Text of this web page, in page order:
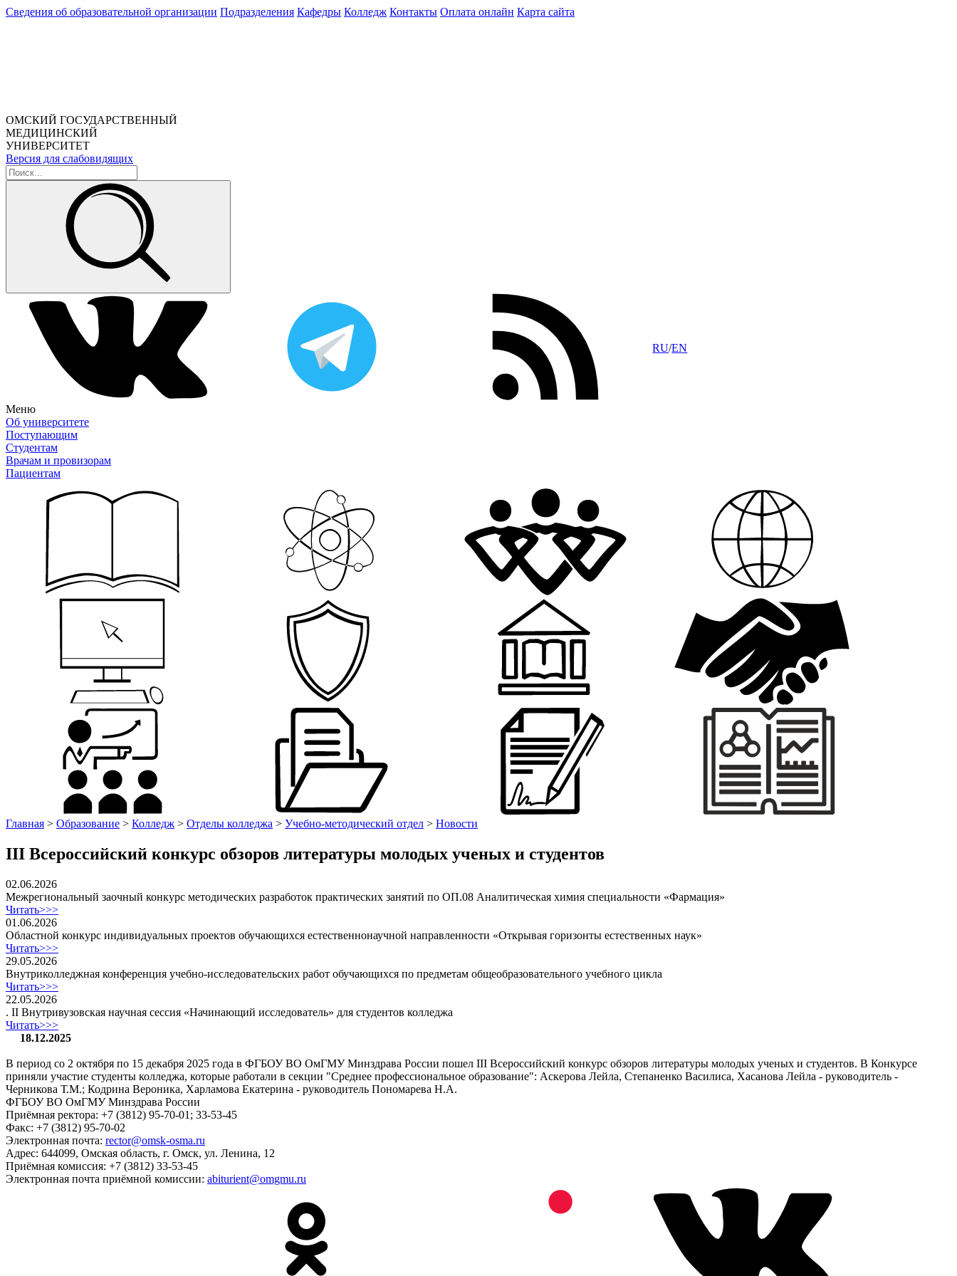
Сведения об образовательной организации Подразделения Кафедры Колледж Контакты Оплата онлайн Карта сайта
ОМСКИЙ ГОСУДАРСТВЕННЫЙ
МЕДИЦИНСКИЙ
УНИВЕРСИТЕТ
Версия для слабовидящих
RU/EN
Меню
Об университете
Поступающим
Студентам
Врачам и провизорам
Пациентам
Главная > Образование > Колледж > Отделы колледжа > Учебно-методический отдел > Новости
III Всероссийский конкурс обзоров литературы молодых ученых и студентов
02.06.2026
Межрегиональный заочный конкурс методических разработок практических занятий по ОП.08 Аналитическая химия специальности «Фармация»
Читать>>>
01.06.2026
Областной конкурс индивидуальных проектов обучающихся естественнонаучной направленности «Открывая горизонты естественных наук»
Читать>>>
29.05.2026
Внутриколледжная конференция учебно-исследовательских работ обучающихся по предметам общеобразовательного учебного цикла
Читать>>>
22.05.2026
. II Внутривузовская научная сессия «Начинающий исследователь» для студентов колледжа
Читать>>>
18.12.2025
В период со 2 октября по 15 декабря 2025 года в ФГБОУ ВО ОмГМУ Минздрава России пошел III Всероссийский конкурс обзоров литературы молодых ученых и студентов. В Конкурсе
приняли участие студенты колледжа, которые работали в секции "Среднее профессиональное образование": Аскерова Лейла, Степаненко Василиса, Хасанова Лейла - руководитель -
Черникова Т.М.; Кодрина Вероника, Харламова Екатерина - руководитель Пономарева Н.А.
ФГБОУ ВО ОмГМУ Минздрава России
Приёмная ректора: +7 (3812) 95-70-01; 33-53-45
Факс: +7 (3812) 95-70-02
Электронная почта: rector@omsk-osma.ru
Адрес: 644099, Омская область, г. Омск, ул. Ленина, 12
Приёмная комиссия: +7 (3812) 33-53-45
Электронная почта приёмной комиссии: abiturient@omgmu.ru